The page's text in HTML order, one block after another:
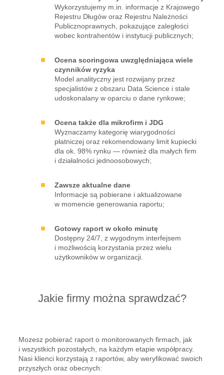
Wykorzystujemy m.in. informacje z Krajowego
Rejestru Długów oraz Rejestru Należności
Publicznoprawnych, pokazujące zaległości
wobec kontrahentów i instytucji publicznych;
Ocena scoringowa uwzględniająca wiele
czynników ryzyka
Model analityczny jest rozwijany przez
specjalistów z obszaru Data Science i stale
udoskonalany w oparciu o dane rynkowe;
Ocena także dla mikrofirm i JDG
Wyznaczamy kategorię wiarygodności
płatniczej oraz rekomendowany limit kupiecki
dla ok. 98% rynku — również dla małych firm
i działalności jednoosobowych;
Zawsze aktualne dane
Informacje są pobierane i aktualizowane
w momencie generowania raportu;
Gotowy raport w około minutę
Dostępny 24/7, z wygodnym interfejsem
i możliwością korzystania przez wielu
użytkowników w organizacji.
Jakie firmy można sprawdzać?
Mozesz pobierać raport o monitorowanych firmach, jak
i wszystkich pozostałych, na każdym etapie współpracy.
Nasi klienci korzystają z raportów, aby weryfikować swoich
przyszłych oraz obecnych: